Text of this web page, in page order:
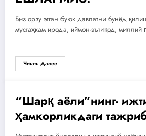
Биз орзу этган буюк давлатни бунёд
мустаҳкам ирода, иймон-эътиқод, миллий
Читать Далее
11.05.2015
“Шарқ аёли”нинг-
ҳамкорликдаги